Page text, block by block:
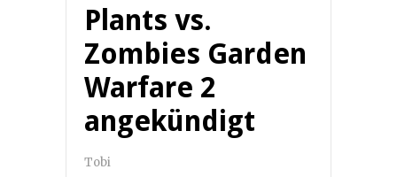
Plants vs.
Zombies Garden
Warfare 2
angekündigt
Tobi